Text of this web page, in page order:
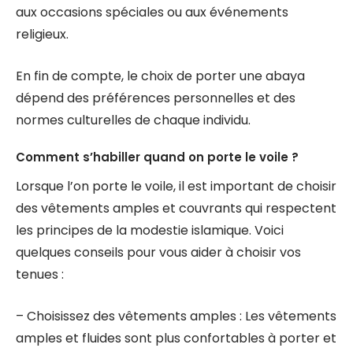
aux occasions spéciales ou aux événements
religieux.
En fin de compte, le choix de porter une abaya
dépend des préférences personnelles et des
normes culturelles de chaque individu.
Comment s’habiller quand on porte le voile ?
Lorsque l’on porte le voile, il est important de choisir
des vêtements amples et couvrants qui respectent
les principes de la modestie islamique. Voici
quelques conseils pour vous aider à choisir vos
tenues :
– Choisissez des vêtements amples : Les vêtements
amples et fluides sont plus confortables à porter et